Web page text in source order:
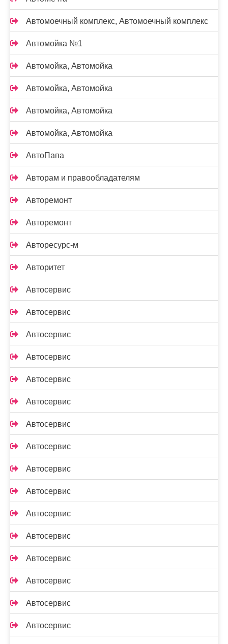
Автомоечный комплекс, Автомоечный комплекс
Автомойка №1
Автомойка, Автомойка
Автомойка, Автомойка
Автомойка, Автомойка
Автомойка, Автомойка
АвтоПапа
Авторам и правообладателям
Авторемонт
Авторемонт
Авторесурс-м
Авторитет
Автосервис
Автосервис
Автосервис
Автосервис
Автосервис
Автосервис
Автосервис
Автосервис
Автосервис
Автосервис
Автосервис
Автосервис
Автосервис
Автосервис
Автосервис
Автосервис